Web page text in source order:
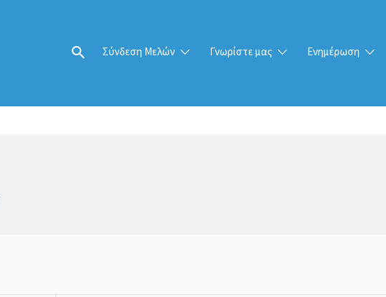
Σύνδεση Μελών Γνωρίστε μας Ενημέρωση